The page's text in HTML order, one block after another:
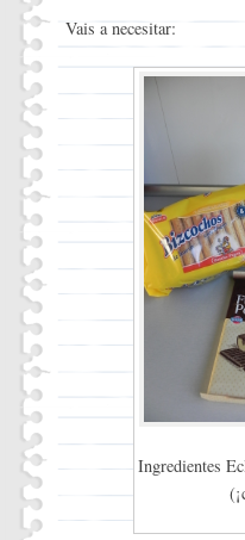
Vais a necesitar:
Ingredientes